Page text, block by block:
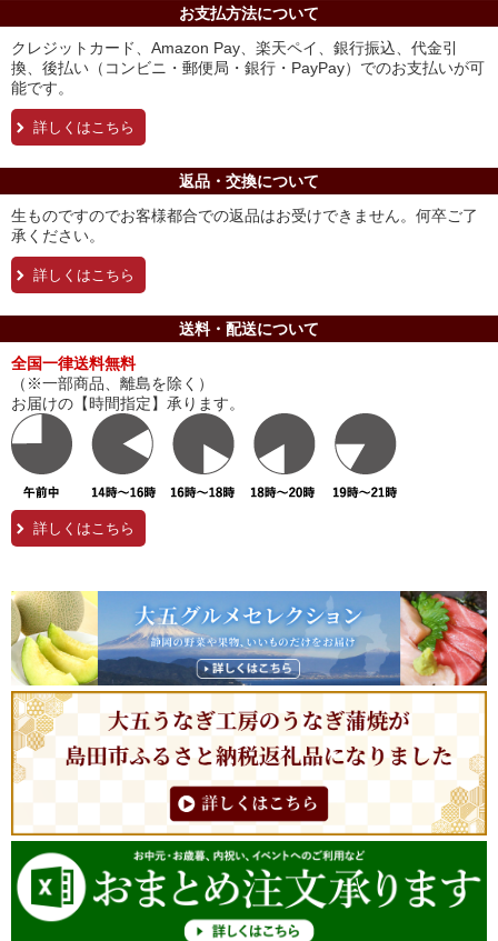
お支払方法について
クレジットカード、Amazon Pay、楽天ペイ、銀行振込、代金引
換、後払い（コンビニ・郵便局・銀行・PayPay）でのお支払いが可
能です。
詳しくはこちら
返品・交換について
生ものですのでお客様都合での返品はお受けできません。何卒ご了
承ください。
詳しくはこちら
送料・配送について
全国一律送料無料
（※一部商品、離島を除く）
お届けの【時間指定】承ります。
詳しくはこちら